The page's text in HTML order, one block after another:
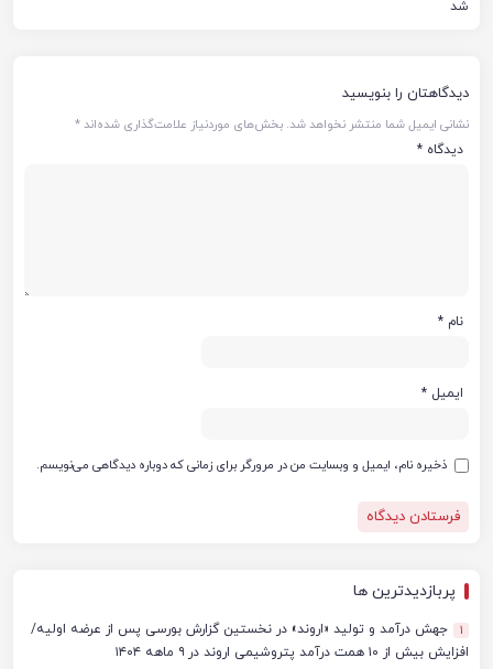
شد
دیدگاهتان را بنویسید
نشانی ایمیل شما منتشر نخواهد شد. بخش‌های موردنیاز علامت‌گذاری شده‌اند*
دیدگاه *
نام *
ایمیل *
ذخیره نام، ایمیل و وبسایت من در مرورگر برای زمانی که دوباره دیدگاهی می‌نویسم.
پربازدیدترین ها
1
جهش درآمد و تولید «اروند» در نخستین گزارش بورسی پس از عرضه اولیه/
افزایش بیش از ۱۰ همت درآمد پتروشیمی اروند در ۹ ماهه ۱۴۰۴